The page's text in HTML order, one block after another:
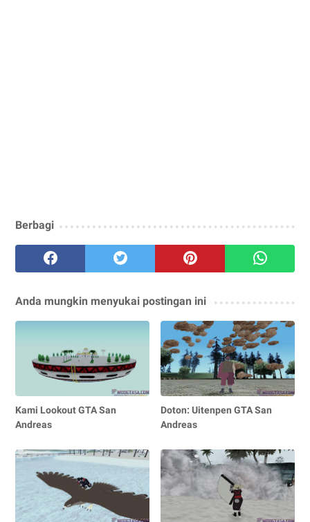
Berbagi
Anda mungkin menyukai postingan ini
Kami Lookout GTA San
Andreas
Doton: Uitenpen GTA San
Andreas